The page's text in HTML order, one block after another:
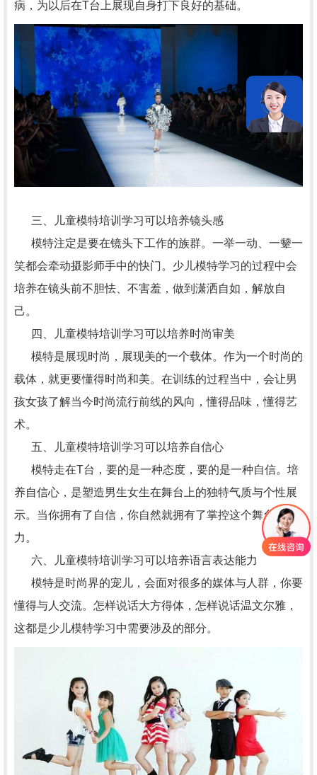
病，为以后在T台上展现自身打下良好的基础。
三、儿童模特培训学习可以培养镜头感
模特注定是要在镜头下工作的族群。一举一动、一颦一
笑都会牵动摄影师手中的快门。少儿模特学习的过程中会
培养在镜头前不胆怯、不害羞，做到潇洒自如，解放自
己。
四、儿童模特培训学习可以培养时尚审美
模特是展现时尚，展现美的一个载体。作为一个时尚的
载体，就更要懂得时尚和美。在训练的过程当中，会让男
孩女孩了解当今时尚流行前线的风向，懂得品味，懂得艺
术。
五、儿童模特培训学习可以培养自信心
模特走在T台，要的是一种态度，要的是一种自信。培
养自信心，是塑造男生女生在舞台上的独特气质与个性展
示。当你拥有了自信，你自然就拥有了掌控这个舞台的能
力。
六、儿童模特培训学习可以培养语言表达能力
模特是时尚界的宠儿，会面对很多的媒体与人群，你要
懂得与人交流。怎样说话大方得体，怎样说话温文尔雅，
这都是少儿模特学习中需要涉及的部分。